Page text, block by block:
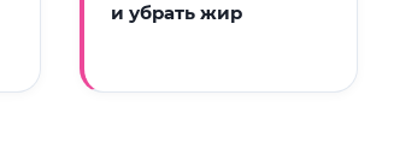
и убрать жир